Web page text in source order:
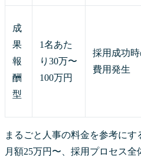
成
果
報
酬
型
1名あた
り30万〜
100万円
採用成功
費用発生
まるごと人事の料金を参考に
月額25万円〜、採用プロセス全